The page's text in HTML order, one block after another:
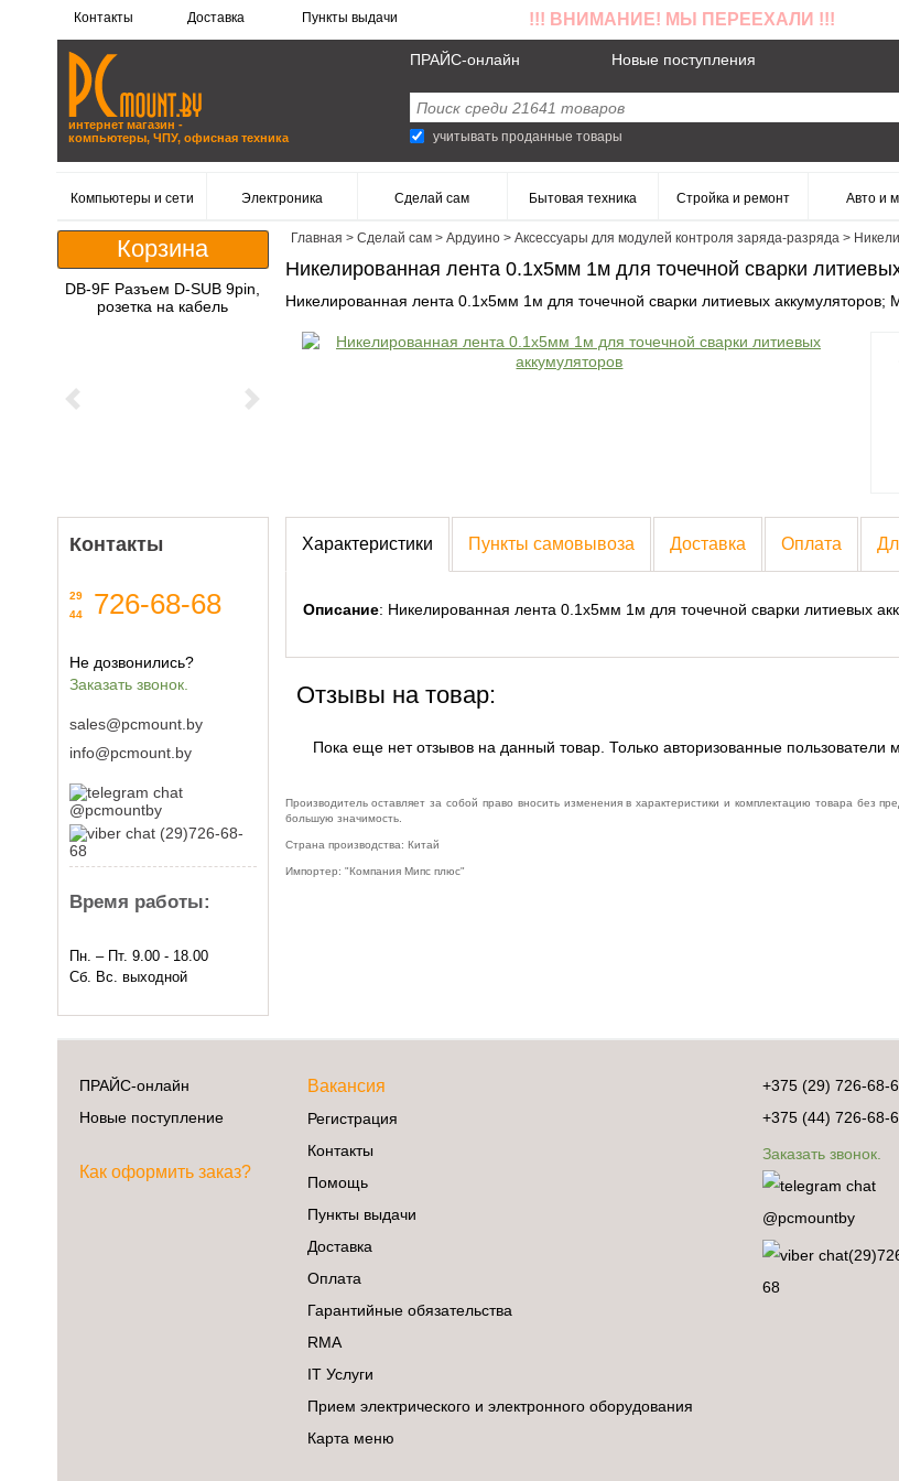
Контакты Доставка Пункты выдачи !!! ВНИМАНИЕ! МЫ ПЕРЕЕХАЛИ !!!
интернет магазин -
компьютеры, ЧПУ, офисная техника
ПРАЙС-онлайн Новые поступления
учитывать проданные товары
Компьютеры и сети Электроника Сделай сам Бытовая техника Стройка и ремонт Авто и
Корзина
DB-9F Разъем D-SUB 9pin,
розетка на кабель
Previous Next
Контакты
29
44
726-68-68
Не дозвонились?
Заказать звонок.
sales@pcmount.by
info@pcmount.by
@pcmountby
(29)726-68-
68
Время работы:
Пн. – Пт. 9.00 - 18.00
Сб. Вс. выходной
Главная > Сделай сам> Ардуино> Аксессуары для модулей контроля заряда-разряда>
Никелированная лента 0.1x5мм 1м для точечной сварки
Никелированная лента 0.1x5мм 1м для точечной сварки литиевых аккумуляторов;
Характеристики Пункты самовывоза Доставка Оплата
Описание: Никелированная лента 0.1x5мм 1м для точечной сварки литиевых
Отзывы на товар:
Пока еще нет отзывов на данный товар. Только авторизованные пользователи
Производитель оставляет за собой право вносить изменения в характеристики и комплектацию товара без
большую значимость.
Страна производства: Китай
Импортер: "Компания Мипс плюс"
ПРАЙС-онлайн
Новые поступление
Как оформить заказ?
Вакансия
Регистрация
Контакты
Помощь
Пункты выдачи
Доставка
Оплата
Гарантийные обязательства
RMA
IT Услуги
Прием электрического и электронного оборудования
Карта меню
+375 (29) 726-68-
+375 (44) 726-68-
Заказать звонок.
@pcmountby
68